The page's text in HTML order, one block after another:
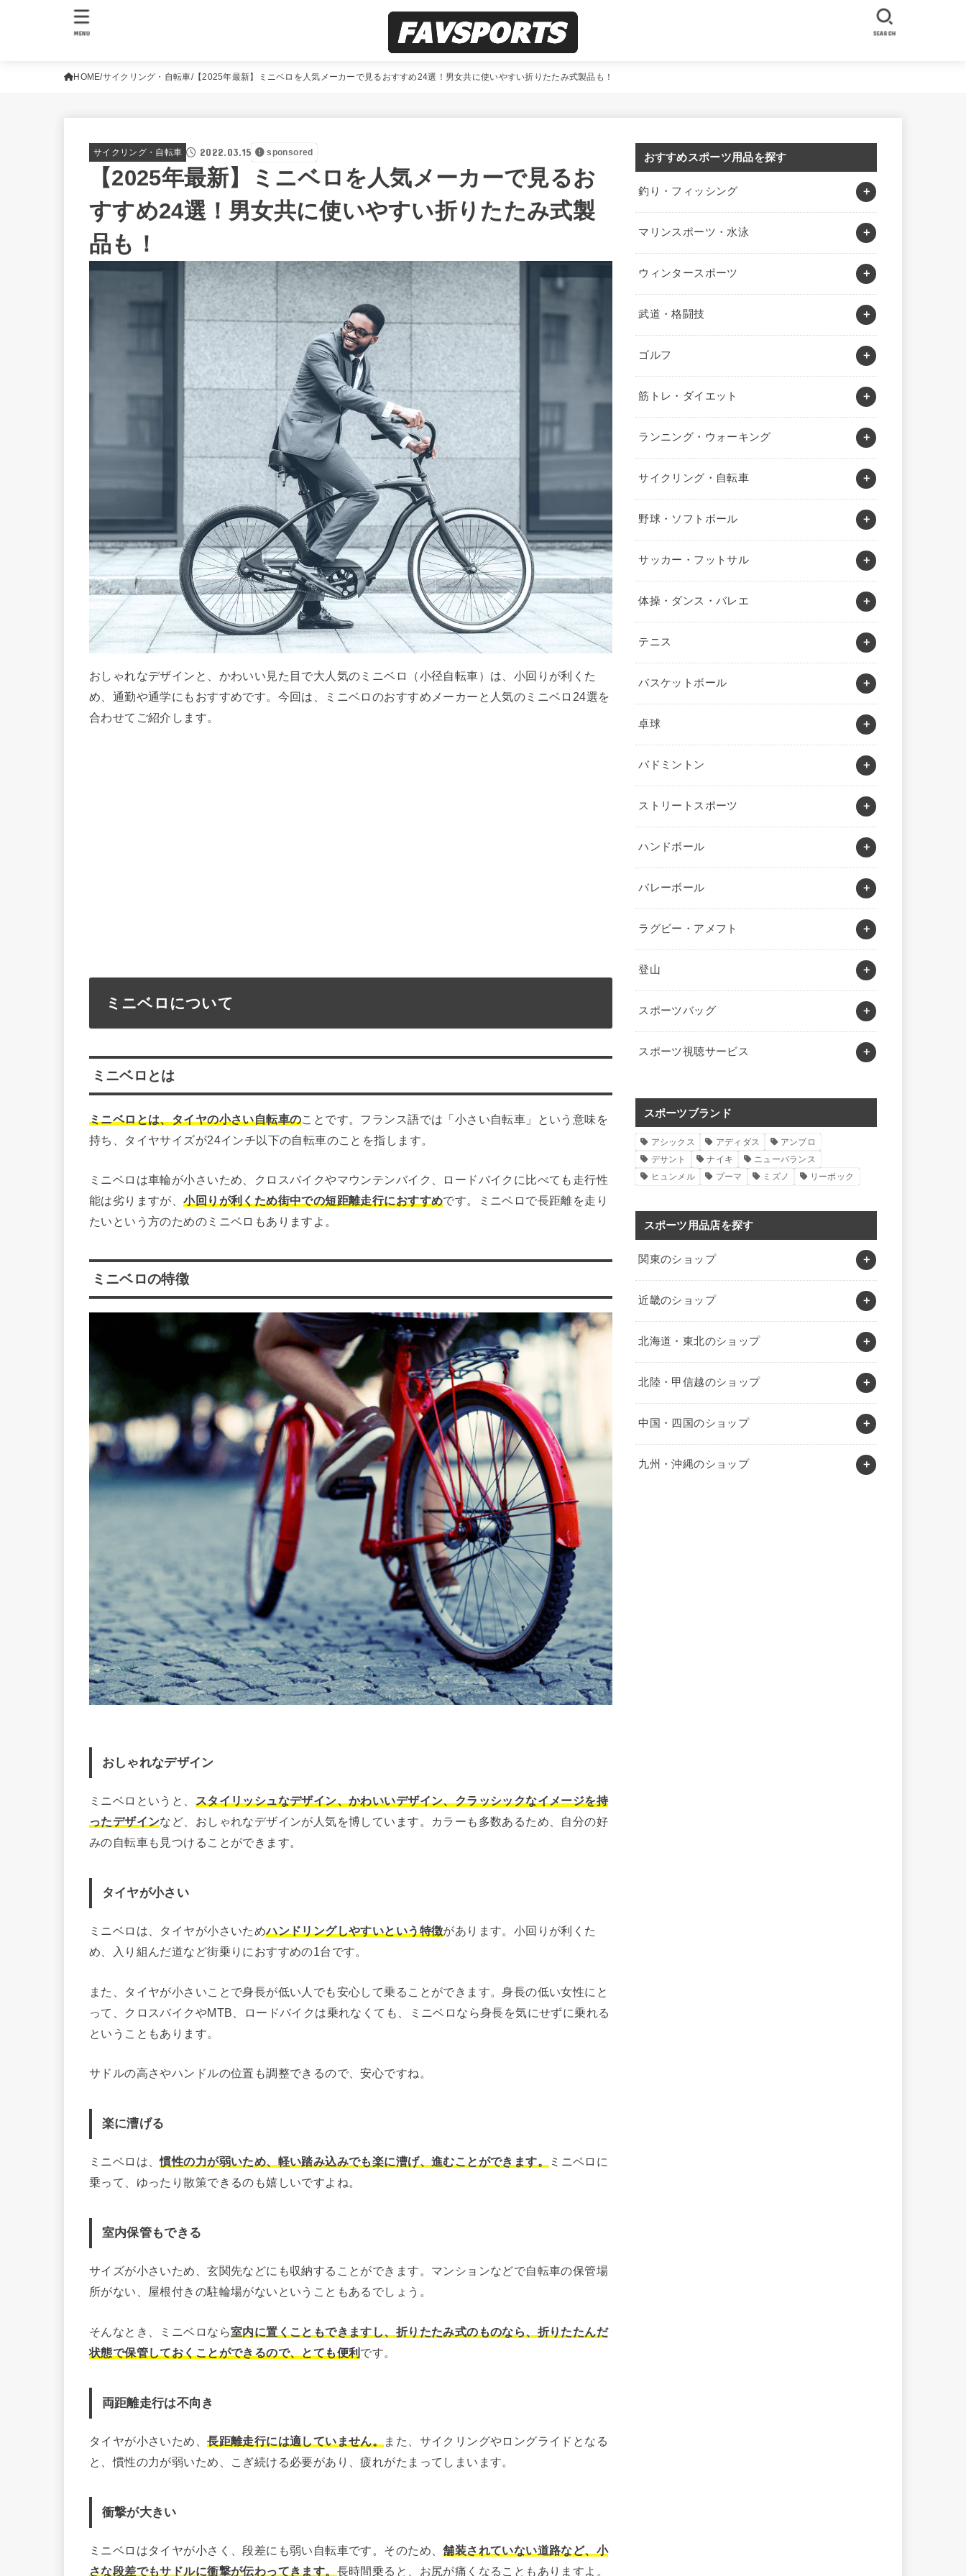
SEARCH
MENU
HOME サイクリング・自転車 【2025年最新】ミニベロを人気メーカーで見るおすすめ24選！男女共に使いやすい折りたたみ式製品も！
サイクリング・自転車 2022.03.15 sponsored
【2025年最新】ミニベロを人気メーカーで見るお
すすめ24選！男女共に使いやすい折りたたみ式製
品も！
おしゃれなデザインと、かわいい見た目で大人気のミニベロ（小径自転車）は、小回りが利くた
め、通勤や通学にもおすすめです。今回は、ミニベロのおすすめメーカーと人気のミニベロ24選を
合わせてご紹介します。
ミニベロについて
ミニベロとは
ミニベロとは、タイヤの小さい自転車のことです。フランス語では「小さい自転車」という意味を
持ち、タイヤサイズが24インチ以下の自転車のことを指します。
ミニベロは車輪が小さいため、クロスバイクやマウンテンバイク、ロードバイクに比べても走行性
能は劣りますが、小回りが利くため街中での短距離走行におすすめです。ミニベロで長距離を走り
たいという方のためのミニベロもありますよ。
ミニベロの特徴
おしゃれなデザイン
ミニベロというと、 スタイリッシュなデザイン、かわいいデザイン、クラッシックなイメージを持
ったデザインなど、おしゃれなデザインが人気を博しています。カラーも多数あるため、自分の好
みの自転車も見つけることができます。
タイヤが小さい
ミニベロは、タイヤが小さいためハンドリングしやすいという特徴があります。小回りが利くた
め、入り組んだ道など街乗りにおすすめの1台です。
また、タイヤが小さいことで身長が低い人でも安心して乗ることができます。身長の低い女性にと
って、クロスバイクやMTB、ロードバイクは乗れなくても、ミニベロなら身長を気にせずに乗れる
ということもあります。
サドルの高さやハンドルの位置も調整できるので、安心ですね。
楽に漕げる
ミニベロは、慣性の力が弱いため、軽い踏み込みでも楽に漕げ、進むことができます。
ミニベロに
乗って、ゆったり散策できるのも嬉しいですよね。
室内保管もできる
サイズが小さいため、玄関先などにも収納することができます。マンションなどで自転車の保管場
所がない、屋根付きの駐輪場がないということもあるでしょう。
そんなとき、ミニベロなら室内に置くこともできますし、折りたたみ式のものなら、折りたたんだ
状態で保管しておくことができるので、とても便利 です。
両距離走行は不向き
タイヤが小さいため、長距離走行には適していません。
また、サイクリングやロングライドとなる
と、慣性の力が弱いため、こぎ続ける必要があり、疲れがたまってしまいます。
衝撃が大きい
ミニベロはタイヤが小さく、段差にも弱い自転車です。そのため、舗装されていない道路など、小
さな段差でもサドルに衝撃が伝わってきます。 長時間乗ると、お尻が痛くなることもありますよ。
おすすめスポーツ用品を探す
釣り・フィッシング
マリンスポーツ・水泳
ウィンタースポーツ
武道・格闘技
ゴルフ
筋トレ・ダイエット
ランニング・ウォーキング
サイクリング・自転車
野球・ソフトボール
サッカー・フットサル
体操・ダンス・バレエ
テニス
バスケットボール
卓球
バドミントン
ストリートスポーツ
ハンドボール
バレーボール
ラグビー・アメフト
登山
スポーツバッグ
スポーツ視聴サービス
スポーツブランド
アシックス アディダス
アンブロ
デサント
ナイキ
ニューバランス
ヒュンメル
プーマ ミズノ リーボック
スポーツ用品店を探す
関東のショップ
近畿のショップ
北海道・東北のショップ
北陸・甲信越のショップ
中国・四国のショップ
九州・沖縄のショップ